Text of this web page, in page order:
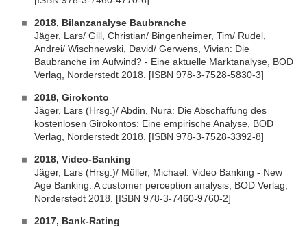
2018, Bilanzanalyse Baubranche
Jäger, Lars/ Gill, Christian/ Bingenheimer, Tim/ Rudel,
Andrei/ Wischnewski, David/ Gerwens, Vivian: Die
Baubranche im Aufwind? - Eine aktuelle Marktanalyse, BOD
Verlag, Norderstedt 2018. [ISBN 978-3-7528-5830-3]
2018, Girokonto
Jäger, Lars (Hrsg.)/ Abdin, Nura: Die Abschaffung des
kostenlosen Girokontos: Eine empirische Analyse, BOD
Verlag, Norderstedt 2018. [ISBN 978-3-7528-3392-8]
2018, Video-Banking
Jäger, Lars (Hrsg.)/ Müller, Michael: Video Banking - New
Age Banking: A customer perception analysis, BOD Verlag,
Norderstedt 2018. [ISBN 978-3-7460-9760-2]
2017, Bank-Rating